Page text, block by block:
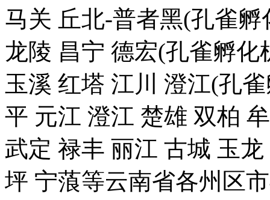
马关 丘北-普者黑(孔雀
龙陵 昌宁 德宏(孔雀孵
玉溪 红塔 江川 澄江(孔
平 元江 澄江 楚雄 双柏
武定 禄丰 丽江 古城 玉
坪 宁蒗等云南省各州区